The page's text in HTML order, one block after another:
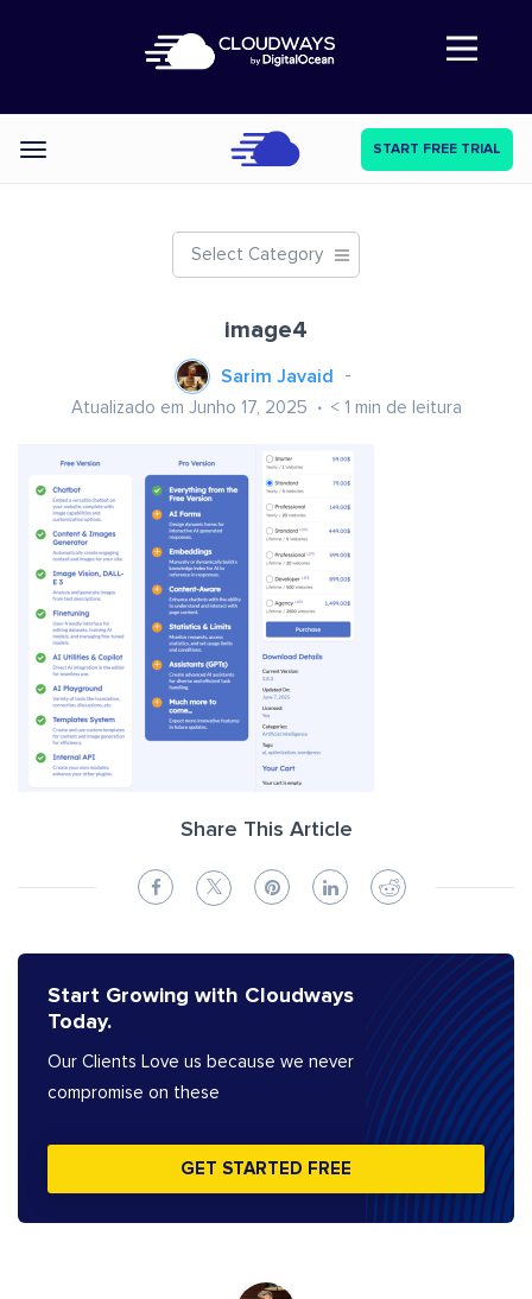
Abre a navegação
Categories START FREE TRIAL
Select Category
image4
Sarim Javaid
Atualizado em Junho 17, 2025 < 1 min de leitura
Share This Article
Start Growing with Cloudways
Today.
Our Clients Love us because we never
compromise on these
GET STARTED FREE